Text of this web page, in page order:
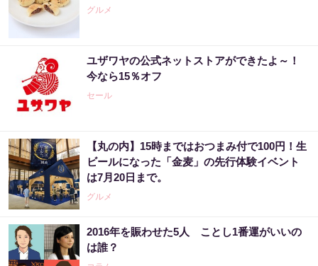
グルメ
ユザワヤの公式ネットストアができたよ～！
今なら15％オフ
セール
【丸の内】15時まではおつまみ付で100円！生
ビールになった「金麦」の先行体験イベント
は7月20日まで。
グルメ
2016年を賑わせた5人 ことし1番運がいいの
は誰？